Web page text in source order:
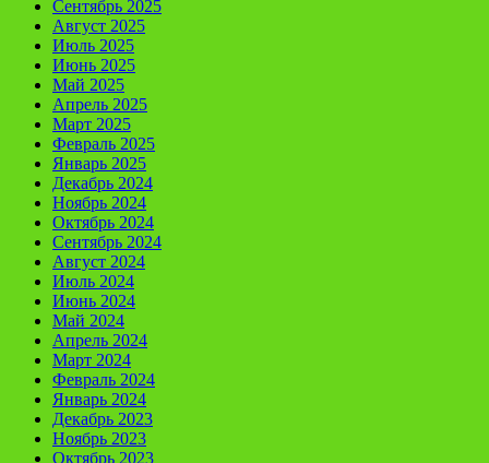
Сентябрь 2025
Август 2025
Июль 2025
Июнь 2025
Май 2025
Апрель 2025
Март 2025
Февраль 2025
Январь 2025
Декабрь 2024
Ноябрь 2024
Октябрь 2024
Сентябрь 2024
Август 2024
Июль 2024
Июнь 2024
Май 2024
Апрель 2024
Март 2024
Февраль 2024
Январь 2024
Декабрь 2023
Ноябрь 2023
Октябрь 2023